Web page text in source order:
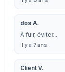
dos A.
À fuir, éviter...
il y a 7 ans
Client V.